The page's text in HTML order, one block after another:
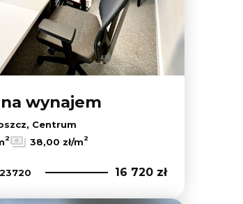
wynajem
Centrum
2 38,00 zł/m2
16 720 zł